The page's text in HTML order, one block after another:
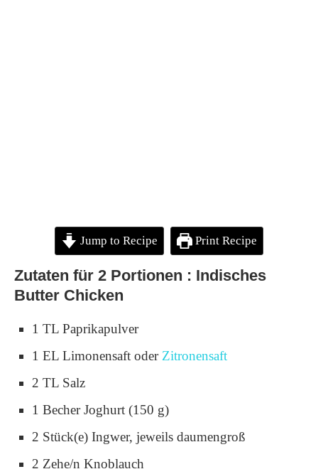
Jump to Recipe Print Recipe
Zutaten für 2 Portionen : Indisches
Butter Chicken
1 TL Paprikapulver
1 EL Limonensaft oder Zitronensaft
2 TL Salz
1 Becher Joghurt (150 g)
2 Stück(e) Ingwer, jeweils daumengroß
2 Zehe/n Knoblauch